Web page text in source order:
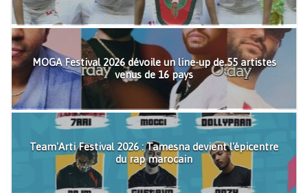
MOGA Festival 2026 dévoile un line-up de 55 artistes
venus de 16 pays
Team'Arti Festival 2026 : Tamesna devient l'épicentre
du rap marocain